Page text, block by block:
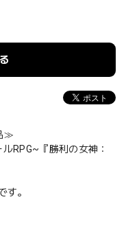
≫
RPG~『勝利の女神：
す。